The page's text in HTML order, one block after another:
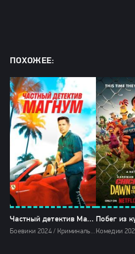
ПОХОЖЕЕ:
Частный детектив Магнум (2024)
Боевики 2024 / Криминальные фильмы 2024 / Фильмы-приключения 2024 / Сериалы 2024 / Фильмы 2024 / Сериалы в озвучке TVShows / Сериалы в озвучке HDrezka Studio / Сериалы в озвучке Newstudio / Смотреть фильмы онлайн